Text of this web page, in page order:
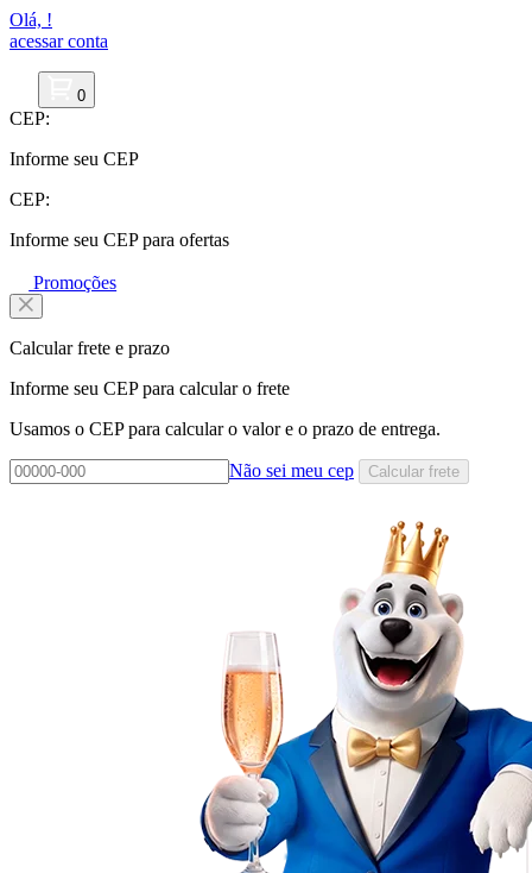
Olá, !
acessar conta
0
CEP:
Informe seu CEP
CEP:
Informe seu CEP para ofertas
Promoções
Calcular frete e prazo
Informe seu CEP para calcular o frete
Usamos o CEP para calcular o valor e o prazo de entrega.
Não sei meu cep Calcular frete